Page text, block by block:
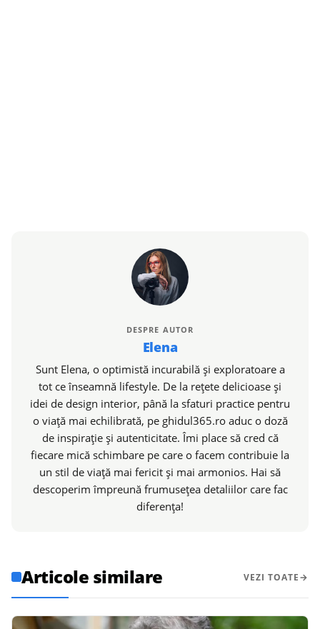
DESPRE AUTOR
Elena
Sunt Elena, o optimistă incurabilă și exploratoare a
tot ce înseamnă lifestyle. De la rețete delicioase și
idei de design interior, până la sfaturi practice pentru
o viață mai echilibrată, pe ghidul365.ro aduc o doză
de inspirație și autenticitate. Îmi place să cred că
fiecare mică schimbare pe care o facem contribuie la
un stil de viață mai fericit și mai armonios. Hai să
descoperim împreună frumusețea detaliilor care fac
diferența!
Articole similare VEZI TOATE